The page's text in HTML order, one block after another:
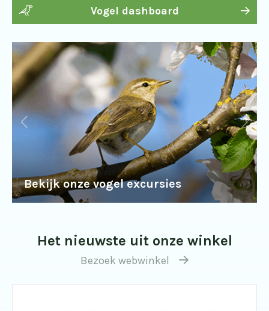
Vogel dashboard
Bekijk onze vogel excursies
Het nieuwste uit onze winkel
Bezoek webwinkel